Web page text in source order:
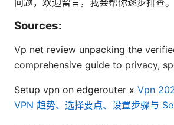
Sources:
Vp net review unpacking the
comprehensive guide to privacy,
Setup vpn on edgerouter x Vpn
VPN 趋势、选择要点、设置步骤与